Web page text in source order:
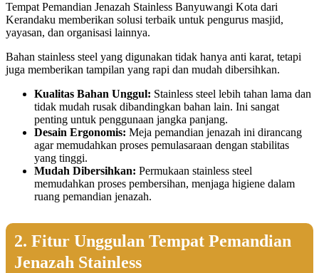
Tempat Pemandian Jenazah Stainless Banyuwangi Kota dari
Kerandaku memberikan solusi terbaik untuk pengurus masjid,
yayasan, dan organisasi lainnya.
Bahan stainless steel yang digunakan tidak hanya anti karat, tetapi
juga memberikan tampilan yang rapi dan mudah dibersihkan.
Kualitas Bahan Unggul: Stainless steel lebih tahan lama dan
tidak mudah rusak dibandingkan bahan lain. Ini sangat
penting untuk penggunaan jangka panjang.
Desain Ergonomis: Meja pemandian jenazah ini dirancang
agar memudahkan proses pemulasaraan dengan stabilitas
yang tinggi.
Mudah Dibersihkan: Permukaan stainless steel
memudahkan proses pembersihan, menjaga higiene dalam
ruang pemandian jenazah.
2. Fitur Unggulan Tempat Pemandian
Jenazah Stainless